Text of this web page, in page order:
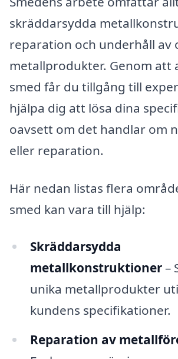
skräddarsydda
reparation och underhåll av
metallprodukter. Genom att
smed får du tillgång till
hjälpa dig att lösa dina
oavsett om det handlar om
eller reparation.
Här nedan listas flera
smed kan vara till hjälp:
Skräddarsydda
metallkonstruktioner–
unika metallprodukter
kundens specifikationer.
Reparation av